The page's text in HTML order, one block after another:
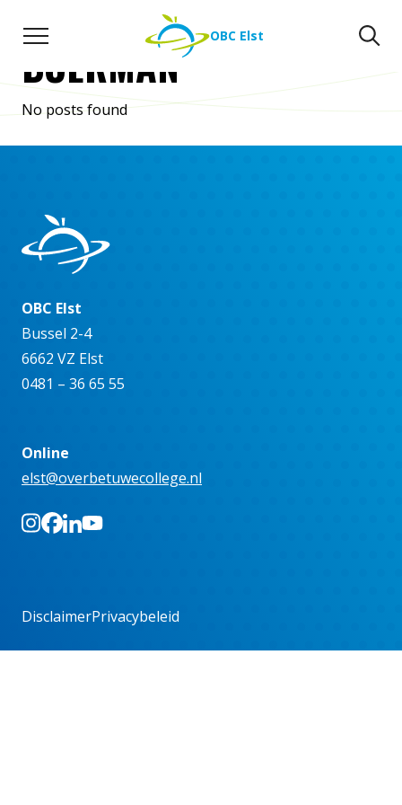
OBC Elst
AUTEUR:BAS
BOERMAN
No posts found
OBC Elst
Bussel 2-4
6662 VZ Elst
0481 – 36 65 55
Online
elst@overbetuwecollege.nl
DisclaimerPrivacybeleid